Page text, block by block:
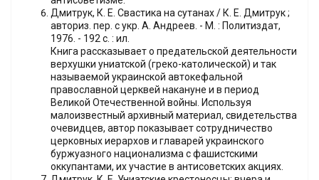
Дмитрук, К. Е. Свастика на сутанах / К. Е. Дмитрук ;
авториз. пер. с укр. А. Андреев. - М. : Политиздат,
1976. - 192 с. : ил.
Книга рассказывает о предательской деятельности
верхушки униатской (греко-католической) и так
называемой украинской автокефальной
православной церквей накануне и в период
Великой Отечественной войны. Используя
малоизвестный архивный материал, свидетельства
очевидцев, автор показывает сотрудничество
церковных иерархов и главарей украинского
буржуазного национализма с фашистскими
оккупантами, их участие в антисоветских акциях.